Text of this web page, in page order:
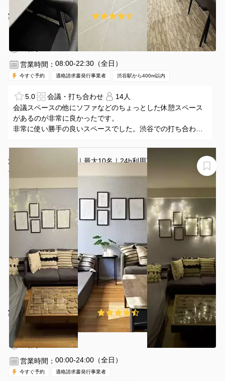
¥815 〜 ¥3876 4.9 (16件)
渋谷駅 徒歩2分 東京都渋谷区渋谷2−22−7
1〜24名
営業時間： 08:00-22:30（全日）
今すぐ予約 適格請求書発行事業者 渋谷駅から400m以内
5.0 会議・打ち合わせ
14人
会議スペースの他にソファなどのちょっとした休憩スペース
があるのが非常に良かったです。
非常に使い勝手の良いスペースでした。渋谷での打ち合わせ
渋谷駅A0出口徒歩2分｜最大10名｜24h利用可｜パーティ
ー｜推し会｜女子会｜撮影｜ボードゲーム｜待ち時間｜
¥1421 〜 ¥2528
(13件)
東京都渋谷区道玄坂2-20-26
1時間〜
営業時間： 00:00-24:00（全日）
今すぐ予約 適格請求書発行事業者